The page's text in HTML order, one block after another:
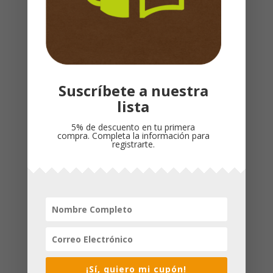
ACTITUD DE SIERVOS PARA SU
Suscríbete a nuestra
lista
5% de descuento en tu primera
compra. Completa la información para
registrarte.
¡Sí, quiero mi cupón!